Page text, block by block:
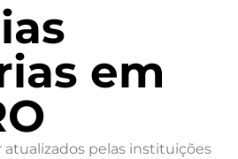
em
atualizados pelas instituições